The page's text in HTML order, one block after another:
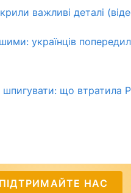
важливі деталі
українців
шпигувати: що втратила
ПІДТРИМАЙТЕ НАС